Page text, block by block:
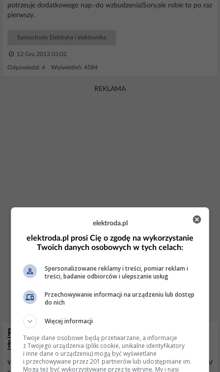
potrzeuje dodatkowego nap.-do wzbudzenia)Sory,ale robie to po raz
pierwszy.
Samochody Elektryka i elektronika
12 Gru 2013 03:02
Odpowiedzi: 4 Wyświetleń: 4584
REKLAMA
Podłączenie alternatora, kontrolka
ładowania - OSTRÓWEK, C-360
Witam wszystkich. Napiszcie mi prosze jak podlaczycalternator
12V
elektroda.pl
elektroda.pl prosi Cię o zgodę na wykorzystanie
Twoich danych osobowych w tych celach:
Spersonalizowane reklamy i treści, pomiar reklam i
treści, badanie odbiorców i ulepszanie usług
Przechowywanie informacji na urządzeniu lub dostęp
do nich
Więcej informacji
Twoje dane osobowe będą przetwarzane, a informacje
z Twojego urządzenia (pliki cookie, unikalne identyfikatory
i inne dane o urządzeniu) mogą być wyświetlane
i przechowywane przez 201 partnerów lub udostępniane im.
Mogą też być wykorzystywane przez tę witrynę. My i nasi